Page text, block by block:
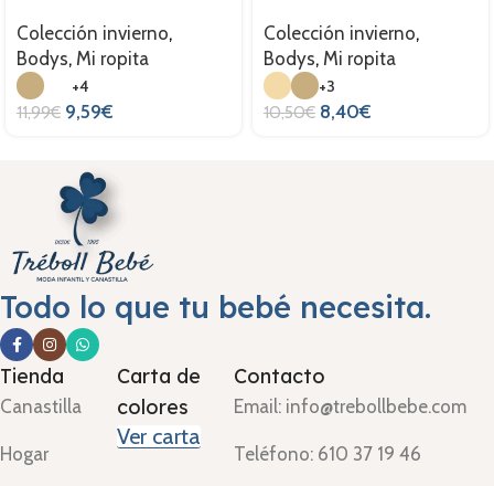
Colección invierno,
Bodys, Mi ropita
+4
11,99€ 9,59€
Colección invierno,
Bodys, Mi ropita
+3
10,50€ 8,40€
Todo lo que tu bebé necesita.
Tienda
Canastilla
Hogar
Carta de
colores
Ver carta
Contacto
Email: info@trebollbebe.com
Teléfono: 610 37 19 46